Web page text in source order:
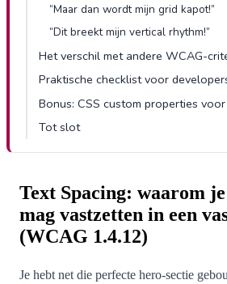
“Maar dan wordt mijn grid kapot!”
“Dit breekt mijn vertical rhythm!”
Het verschil met andere WCAG-
Praktische checklist voor
Bonus: CSS custom properties
Tot slot
Text Spacing: waarom
mag vastzetten in een
(WCAG 1.4.12)
Je hebt net die perfecte hero-sectie